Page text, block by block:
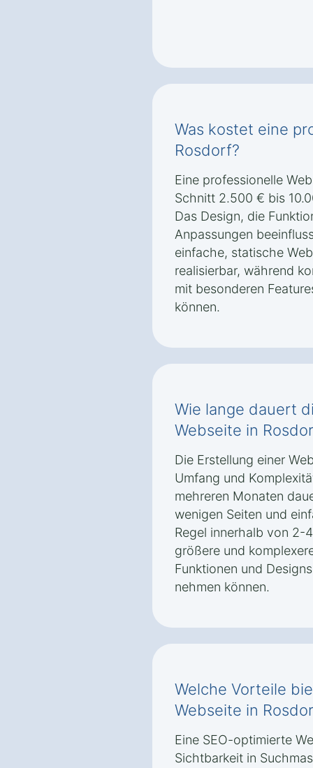
Was kostet eine
Rosdorf?
Eine professionelle
Schnitt 2.500 € bis
Das Design, die
Anpassungen
einfache, statische
realisierbar, während
mit besonderen
können.
Wie lange dauert
Webseite in
Die Erstellung einer
Umfang und
mehreren Monaten
wenigen Seiten und
Regel innerhalb von 2-
größere und
Funktionen und
nehmen können.
Welche Vorteile
Webseite in
Eine SEO-optimierte
Sichtbarkeit in